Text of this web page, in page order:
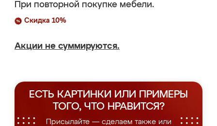
При повторной покупке мебели.
Скидка 10%
Акции не суммируются.
ЕСТЬ КАРТИНКИ ИЛИ ПРИМЕРЫ
ТОГО, ЧТО НРАВИТСЯ?
Присылайте — сделаем также или